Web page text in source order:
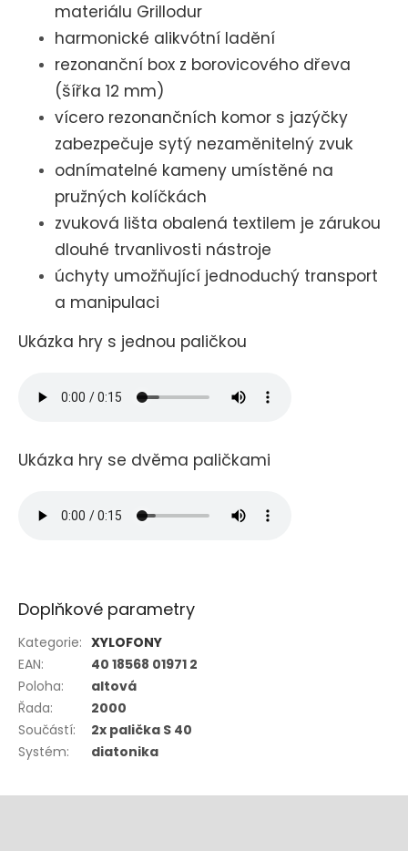
materiálu Grillodur
harmonické alikvótní ladění
rezonanční box z borovicového dřeva
(šířka 12 mm)
vícero rezonančních komor s jazýčky
zabezpečuje sytý nezaměnitelný zvuk
odnímatelné kameny umístěné na
pružných kolíčkách
zvuková lišta obalená textilem je zárukou
dlouhé trvanlivosti nástroje
úchyty umožňující jednoduchý transport
a manipulaci
Ukázka hry s jednou paličkou
Ukázka hry se dvěma paličkami
Doplňkové parametry
Kategorie: XYLOFONY
EAN:
40 18568 01971 2
Poloha:
altová
Řada:
2000
Součástí:
2x palička S 40
Systém: diatonika